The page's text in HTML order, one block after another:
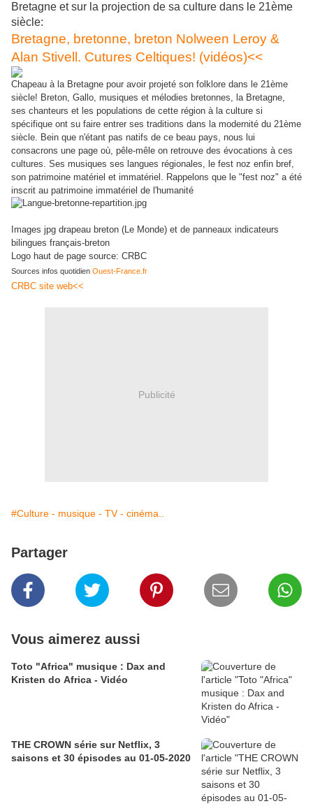
Bretagne et sur la projection de sa culture dans le 21ème
siècle:
Bretagne, bretonne, breton Nolween Leroy &
Alan Stivell. Cutures Celtiques! (vidéos)<<
Chapeau à la Bretagne pour avoir projeté son folklore dans le 21ème
siècle! Breton, Gallo, musiques et mélodies bretonnes, la Bretagne,
ses chanteurs et les populations de cette région à la culture si
spécifique ont su faire entrer ses traditions dans la modernité du 21ème
siècle. Bein que n'étant pas natifs de ce beau pays, nous lui
consacrons une page où, pêle-mêle on retrouve des évocations à ces
cultures. Ses musiques ses langues régionales, le fest noz enfin bref,
son patrimoine matériel et immatériel. Rappelons que le "fest noz" a été
inscrit au patrimoine immatériel de l'humanité
Images jpg drapeau breton (Le Monde) et de panneaux indicateurs
bilingues français-breton
Logo haut de page source: CRBC
Sources infos quotidien Ouest-France.fr
CRBC site web<<
Publicité
#Culture - musique - TV - cinéma..
Partager
Vous aimerez aussi
Toto "Africa" musique : Dax and
Kristen do Africa - Vidéo
THE CROWN série sur Netflix, 3
saisons et 30 épisodes au 01-05-2020